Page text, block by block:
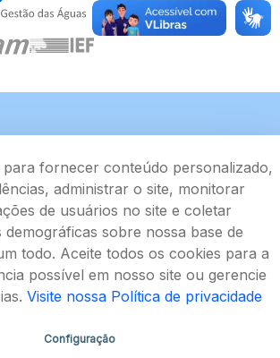
para fornecer conteúdo personalizado,
administrar o site, monitorar
de usuários no site e coletar
sobre nossa base de
todo. Aceite todos os cookies para a
possível em nosso site ou gerencie
Visite nossa Política de privacidade
Configuração